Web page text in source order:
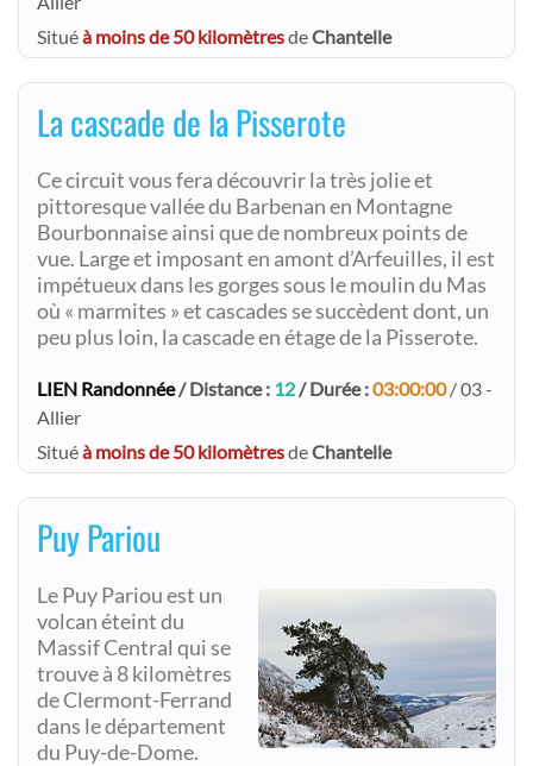
Situéà moins de 50 kilomètresdeChantelle
La cascade de la Pisserote
Ce circuit vous fera découvrir la très jolie et
pittoresque vallée du Barbenan en Montagne
Bourbonnaise ainsi que de nombreux points de
vue. Large et imposant en amont d’Arfeuilles, il est
impétueux dans les gorges sous le moulin du Mas
où « marmites » et cascades se succèdent dont, un
peu plus loin, la cascade en étage de la Pisserote.
LIEN Randonnée/ Distance : 12/ Durée :03:00:00/ 03 -
Allier
Situéà moins de 50 kilomètresdeChantelle
Puy Pariou
Le Puy Pariou est un
volcan éteint du
Massif Central qui se
trouve à 8 kilomètres
de Clermont-Ferrand
dans le département
du Puy-de-Dome.